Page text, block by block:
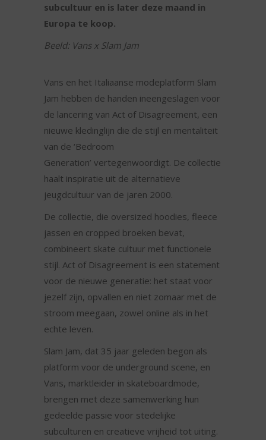
subcultuur en is later deze maand in
Europa te koop.
Beeld: Vans x Slam Jam
Vans en het Italiaanse modeplatform Slam
Jam hebben de handen ineengeslagen voor
de lancering van Act of Disagreement, een
nieuwe kledinglijn die de stijl en mentaliteit
van de ‘Bedroom
Generation’ vertegenwoordigt. De collectie
haalt inspiratie uit de alternatieve
jeugdcultuur van de jaren 2000.
De collectie, die oversized hoodies, fleece
jassen en cropped broeken bevat,
combineert skate cultuur met functionele
stijl. Act of Disagreement is een statement
voor de nieuwe generatie: het staat voor
jezelf zijn, opvallen en niet zomaar met de
stroom meegaan, zowel online als in het
echte leven.
Slam Jam, dat 35 jaar geleden begon als
platform voor de underground scene, en
Vans, marktleider in skateboardmode,
brengen met deze samenwerking hun
gedeelde passie voor stedelijke
subculturen en creatieve vrijheid tot uiting.